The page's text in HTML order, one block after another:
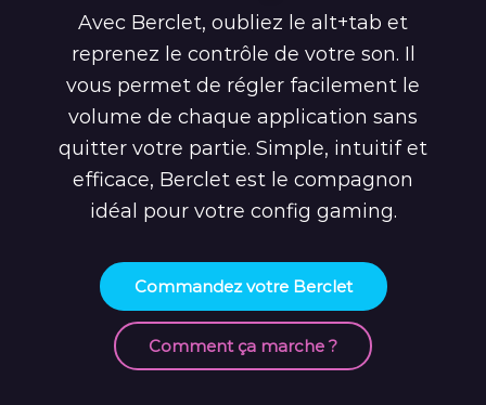
Avec Berclet, oubliez le alt+tab et
reprenez le contrôle de votre son. Il
vous permet de régler facilement le
volume de chaque application sans
quitter votre partie. Simple, intuitif et
efficace, Berclet est le compagnon
idéal pour votre config gaming.
Commandez votre Berclet
Comment ça marche ?